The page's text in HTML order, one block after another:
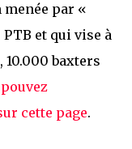
par «
et qui vise à
baxters
cette page.